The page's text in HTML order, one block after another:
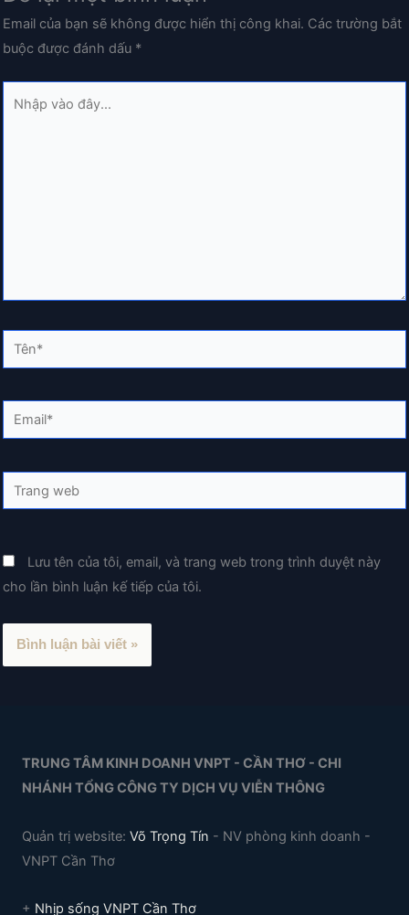
Email của bạn sẽ không được hiển thị công khai. Các trường bắt
buộc được đánh dấu *
Tên*
Email*
Trang
web
Lưu tên của tôi, email, và trang web trong trình duyệt này
cho lần bình luận kế tiếp của tôi.
TRUNG TÂM KINH DOANH VNPT - CẦN THƠ - CHI
NHÁNH TỔNG CÔNG TY DỊCH VỤ VIỄN THÔNG
Quản trị website: Võ Trọng Tín - NV phòng kinh doanh -
VNPT Cần Thơ
+ Nhịp sống VNPT Cần Thơ